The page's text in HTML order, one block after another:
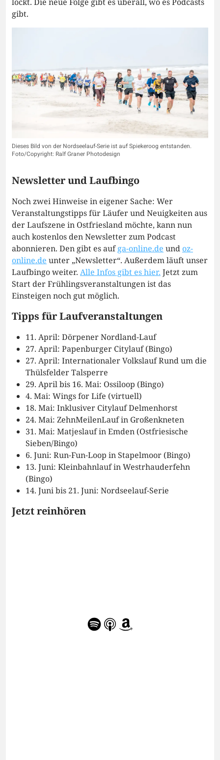
gibt.
Dieses Bild von der Nordseelauf-Serie ist auf Spiekeroog entstanden.
Foto/Copyright: Ralf Graner Photodesign
Newsletter und Laufbingo
Noch zwei Hinweise in eigener Sache: Wer
Veranstaltungstipps für Läufer und Neuigkeiten aus
der Laufszene in Ostfriesland möchte, kann nun
auch kostenlos den Newsletter zum Podcast
abonnieren. Den gibt es aufga-online.de und oz-
online.de unter „Newsletter“. Außerdem läuft unser
Laufbingo weiter. Alle Infos gibt es hier. Jetzt zum
Start der Frühlingsveranstaltungen ist das
Einsteigen noch gut möglich.
Tipps für Laufveranstaltungen
11. April: Dörpener Nordland-Lauf
27. April: Papenburger Citylauf (Bingo)
27. April: Internationaler Volkslauf Rund um die
Thülsfelder Talsperre
29. April bis 16. Mai: Ossiloop (Bingo)
4. Mai: Wings for Life (virtuell)
18. Mai: Inklusiver Citylauf Delmenhorst
24. Mai: ZehnMeilenLauf in Großenkneten
31. Mai: Matjeslauf in Emden (Ostfriesische
Sieben/Bingo)
6. Juni: Run-Fun-Loop in Stapelmoor (Bingo)
13. Juni: Kleinbahnlauf in Westrhauderfehn
(Bingo)
14. Juni bis 21. Juni: Nordseelauf-Serie
Jetzt reinhören